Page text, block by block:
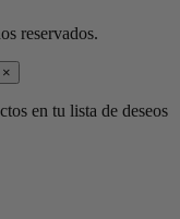
reservados.
×
en tu lista de deseos